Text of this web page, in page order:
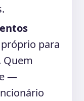
para
Quem
—